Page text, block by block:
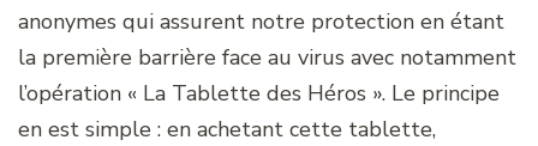
anonymes qui assurent notre protection en étant
la première barrière face au virus avec notamment
l’opération « La Tablette des Héros ». Le principe
en est simple : en achetant cette tablette,